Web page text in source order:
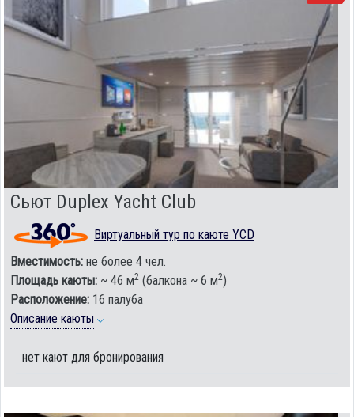
Сьют Duplex Yacht Club
Виртуальный тур по каюте YCD
Вместимость: не более 4 чел.
Площадь каюты: ~ 46 м2 (балкона ~ 6 м2)
Расположение: 16 палуба
Описание каюты
нет кают для бронирования